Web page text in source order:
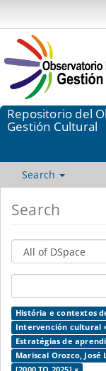
Repositorio del
Gestión Cultural
Search
Search
História e contextos
Intervención cultural
Estratégias de
Mariscal Orozco, José